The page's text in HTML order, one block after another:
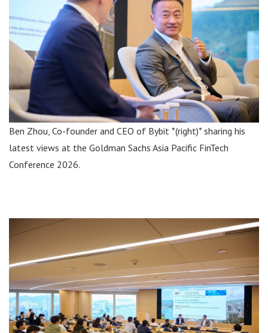
Ben Zhou, Co-founder and CEO of Bybit *(right)* sharing his
latest views at the Goldman Sachs Asia Pacific FinTech
Conference 2026.